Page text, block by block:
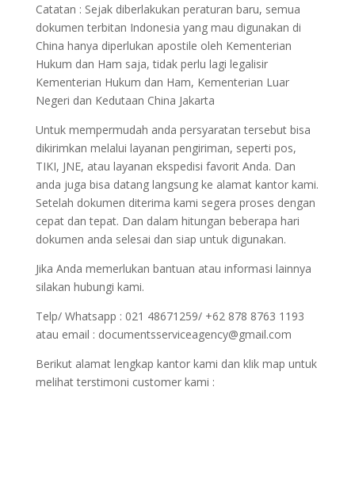
Catatan : Sejak diberlakukan peraturan baru, semua
dokumen terbitan Indonesia yang mau digunakan di
China hanya diperlukan apostile oleh Kementerian
Hukum dan Ham saja, tidak perlu lagi legalisir
Kementerian Hukum dan Ham, Kementerian Luar
Negeri dan Kedutaan China Jakarta
Untuk mempermudah anda persyaratan tersebut bisa
dikirimkan melalui layanan pengiriman, seperti pos,
TIKI, JNE, atau layanan ekspedisi favorit Anda. Dan
anda juga bisa datang langsung ke alamat kantor kami.
Setelah dokumen diterima kami segera proses dengan
cepat dan tepat. Dan dalam hitungan beberapa hari
dokumen anda selesai dan siap untuk digunakan.
Jika Anda memerlukan bantuan atau informasi lainnya
silakan hubungi kami.
Telp/ Whatsapp : 021 48671259/ +62 878 8763 1193
atau email : documentsserviceagency@gmail.com
Berikut alamat lengkap kantor kami dan klik map untuk
melihat terstimoni customer kami :